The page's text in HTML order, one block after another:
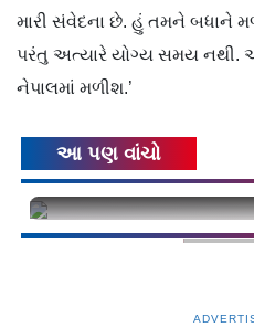
મારી સંવેદના છે. હું તમને બધાને
પરંતુ અત્યારે યોગ્ય સમય નથી.
નેપાલમાં મળીશ.’
આ પણ વાંચો
undefined